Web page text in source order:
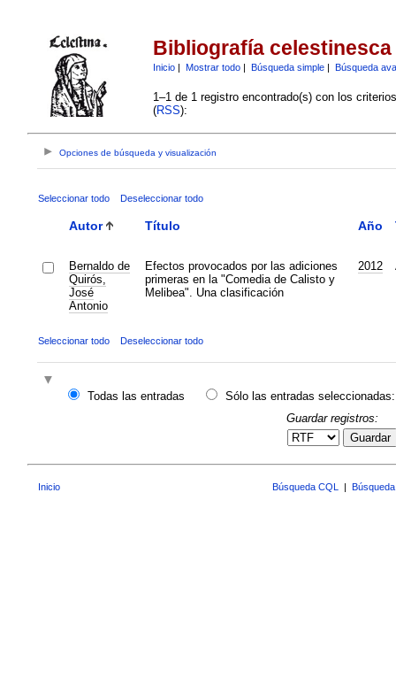
Bibliografía celestinesca
Inicio| Mostrar todo| Búsqueda simple| Búsqueda
1–1 de 1 registro encontrado(s) con los
(RSS):
Opciones de búsqueda y visualización
Seleccionar todo Deseleccionar todo
Autor Título Año
Bernaldo de
Quirós,
José
Antonio
Efectos provocados por las adiciones
primeras en la "Comedia de Calisto y
Melibea". Una clasificación
2012
Seleccionar todo Deseleccionar todo
Todas las entradas
Sólo las entradas seleccionadas:
Guardar registros:
Guardar
Inicio Búsqueda CQL